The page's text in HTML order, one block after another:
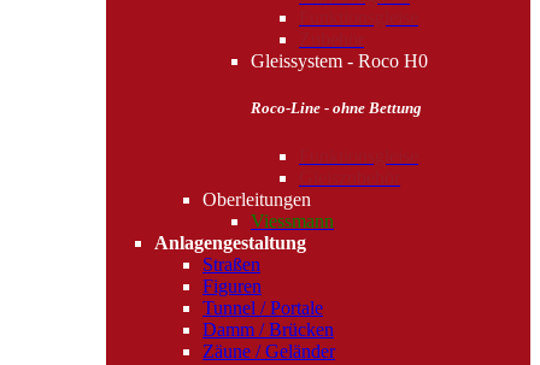
Gleissystem - Roco H0
Roco-Line - ohne Bettung
Oberleitungen
Viessmann
Anlagengestaltung
Straßen
Figuren
Tunnel / Portale
Damm / Brücken
Zäune / Geländer